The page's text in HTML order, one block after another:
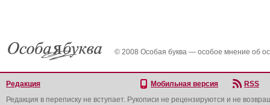
© 2008 Особая буква — особое мнение об
Редакция Мобильная версия
RSS
Редакция в переписку не вступает. Рукописи не рецензируются и не